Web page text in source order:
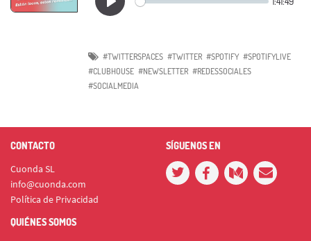
#TWITTERSPACES #TWITTER #SPOTIFY #SPOTIFYLIVE
#CLUBHOUSE #NEWSLETTER #REDESSOCIALES
#SOCIALMEDIA
CONTACTO
Cuonda SL
info@cuonda.com
Política de Privacidad
SÍGUENOS EN
QUIÉNES SOMOS